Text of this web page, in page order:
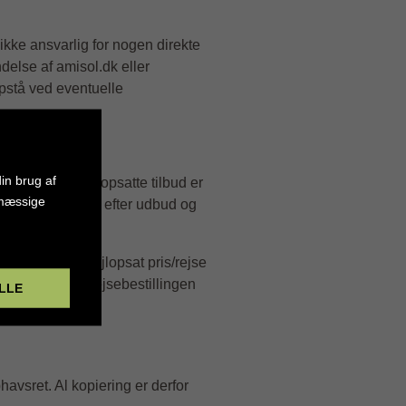
ansvarlig for nogen direkte
af amisol.dk eller
ved eventuelle
Vores opsatte tilbud er
vil variere efter udbud og
Er der en fejlopsat pris/rejse
hvis rejsebestillingen
under
Al kopiering er derfor
brug af